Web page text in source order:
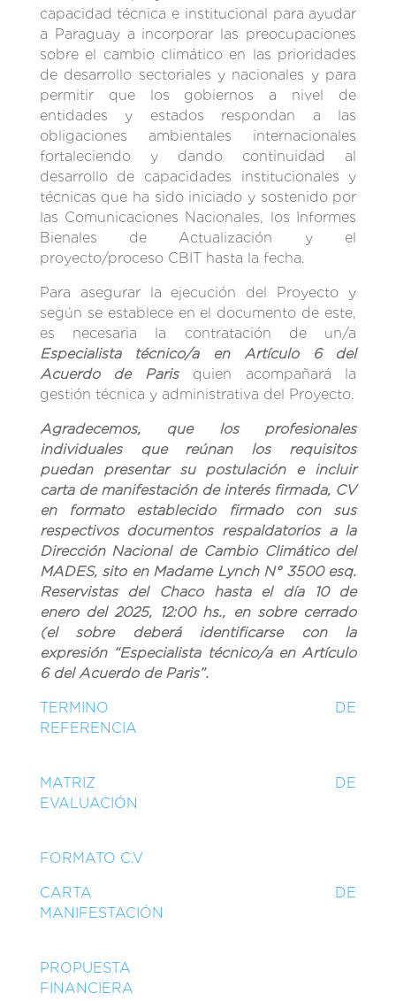
capacidad técnica e institucional para ayudar
a Paraguay a incorporar las preocupaciones
sobre el cambio climático en las prioridades
de desarrollo sectoriales y nacionales y para
permitir que los gobiernos a nivel de
entidades y estados respondan a las
obligaciones ambientales internacionales
fortaleciendo y dando continuidad al
desarrollo de capacidades institucionales y
técnicas que ha sido iniciado y sostenido por
las Comunicaciones Nacionales, los Informes
Bienales de Actualización y el
proyecto/proceso CBIT hasta la fecha.
Para asegurar la ejecución del Proyecto y
según se establece en el documento de este,
es necesaria la contratación de un/a
Especialista técnico/a en Artículo 6 del
Acuerdo de Paris quien acompañará la
gestión técnica y administrativa del Proyecto.
Agradecemos, que los profesionales
individuales que reúnan los requisitos
puedan presentar su postulación e incluir
carta de manifestación de interés firmada, CV
en formato establecido firmado con sus
respectivos documentos respaldatorios a la
Dirección Nacional de Cambio Climático del
MADES, sito en Madame Lynch N° 3500 esq.
Reservistas del Chaco hasta el día 10 de
enero del 2025, 12:00 hs., en sobre cerrado
(el sobre deberá identificarse con la
expresión “Especialista técnico/a en Artículo
6 del Acuerdo de Paris”.
TERMINO DE
REFERENCIA
MATRIZ DE
EVALUACIÓN
FORMATO C.V
CARTA DE
MANIFESTACIÓN
PROPUESTA
FINANCIERA